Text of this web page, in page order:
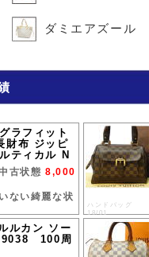
ダミエアズール
ラフィット
財布 ジッピ
ティカル N
古状態 8,000
ない綺麗な状
ハンドバッグ
18/01
ルカン ソー
100周